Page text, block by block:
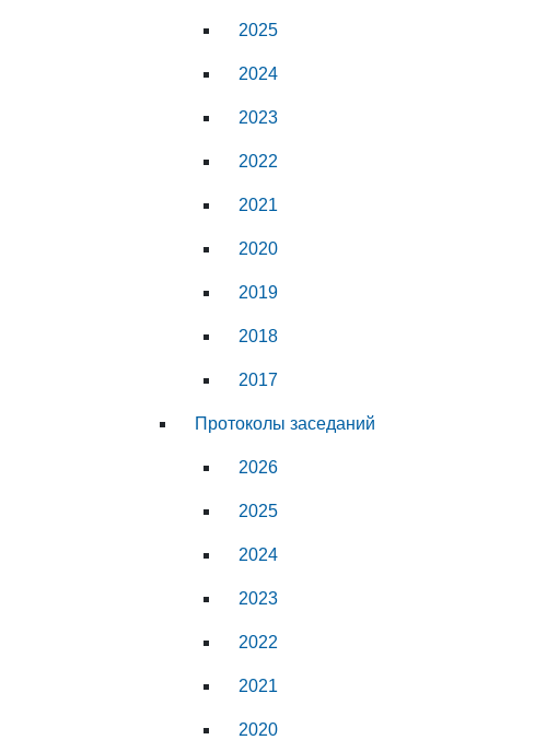
2025
2024
2023
2022
2021
2020
2019
2018
2017
Протоколы заседаний
2026
2025
2024
2023
2022
2021
2020